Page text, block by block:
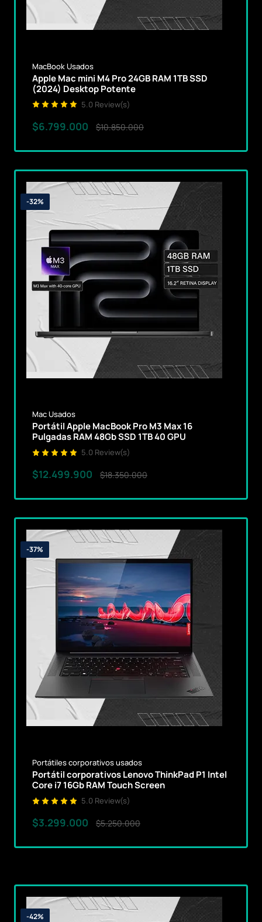
MacBook Usados
Apple Mac mini M4 Pro 24GB RAM 1TB SSD
(2024) Desktop Potente
5.0 Review(s)
$6.799.000 $10.850.000
-32%
Mac Usados
Portátil Apple MacBook Pro M3 Max 16
Pulgadas RAM 48Gb SSD 1TB 40 GPU
5.0 Review(s)
$12.499.900 $18.350.000
-37%
Portátiles corporativos usados
Portátil corporativos Lenovo ThinkPad P1 Intel
Core i7 16Gb RAM Touch Screen
5.0 Review(s)
$3.299.000 $5.250.000
-42%